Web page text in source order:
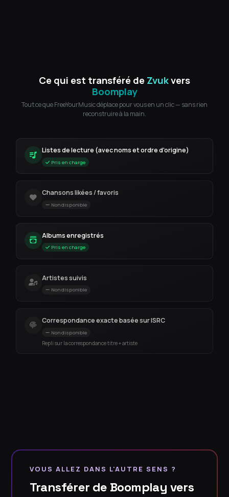
Ce qui est transféré de Zvukvers
Boomplay
Tout ce que FreeYourMusic déplace pour vous en un clic — sans rien
reconstruire à la main.
Listes de lecture (avec noms et ordre d'origine)
Pris en charge
Chansons likées / favoris
Non disponible
Albums enregistrés
Pris en charge
Artistes suivis
Non disponible
Correspondance exacte basée sur ISRC
Non disponible
Repli sur la correspondance titre + artiste
VOUS ALLEZ DANS L'AUTRE SENS ?
Transférer de Boomplay vers